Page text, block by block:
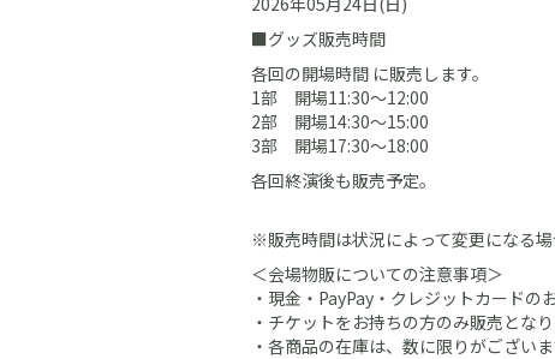
■グッズ販売時間
各回の開場時間 に販売します。
1部 開場11:30～12:00
2部 開場14:30～15:00
3部 開場17:30～18:00
各回終演後も販売予定。
※販売時間は状況によって変更になる場
＜会場物販についての注意事項＞
・現金・PayPay・クレジットカードの
・チケットをお持ちの方のみ販売とな
・各商品の在庫は、数に限りがござい